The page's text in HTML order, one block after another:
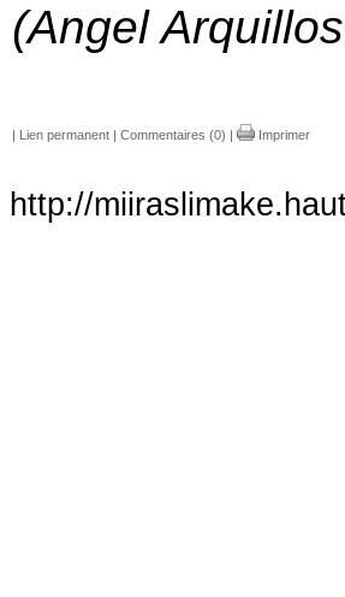
(Angel
| Lien permanent | Commentaires (0) | Imprimer
http://